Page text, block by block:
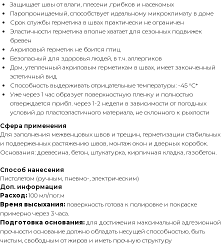
Защищает швы от влаги, плесени ,грибков и насекомых
Паропроницаемый, способствует идеальному микроклимату в доме
Срок службы герметика в швах практически не ограничен
Эластичности герметика вполне хватает для сезонных подвижек
бревен
Акриловый герметик не боится птиц
Безопасный для здоровья людей, в т.ч. аллергиков
Дом, утепленный акриловым герметикам в швах, имеет законченный
эстетичный вид
Способность выдерживать отрицательные температуры: -45 °С*
Уже через 1 час образует поверхностную пленку и полностью
отверждается прибл. через 1-2 недели в зависимости от погодных
условий до пластоэластичного материала, не склонного к рыхлости
Сфера применения
Для заполнения межвенцовых швов и трещин, герметизации стабильных
и подверженных растяжению швов, монтаж окон и дверных коробок.
Основания: древесина, бетон, штукатурка, кирпичная кладка, газобетон.
Способ нанесения
Пистолетом (ручным, пневмо-, электрическим)
Доп. информация
Расход: 100 мл/пог.м
Время высыхания: поверхность готова к полировке и покраске
примерно через 3 часа.
Подготовка основания: для достижения максимальной адгезионной
прочности основание должно обладать несущей способностью, быть
чистым, свободным от жиров и иметь прочную структуру